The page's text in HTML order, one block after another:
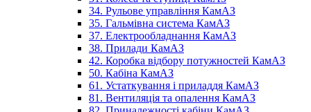
34. Рульове управління КамАЗ
35. Гальмівна система КамАЗ
37. Електрообладнання КамАЗ
38. Прилади КамАЗ
42. Коробка відбору потужностей КамАЗ
50. Кабіна КамАЗ
61. Устаткування і приладдя КамАЗ
81. Вентиляція та опалення КамАЗ